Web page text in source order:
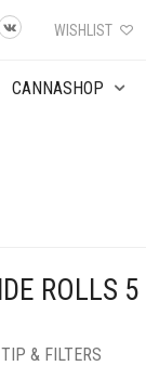
WISHLIST
CANNASHOP
ROLLS 5
& FILTERS